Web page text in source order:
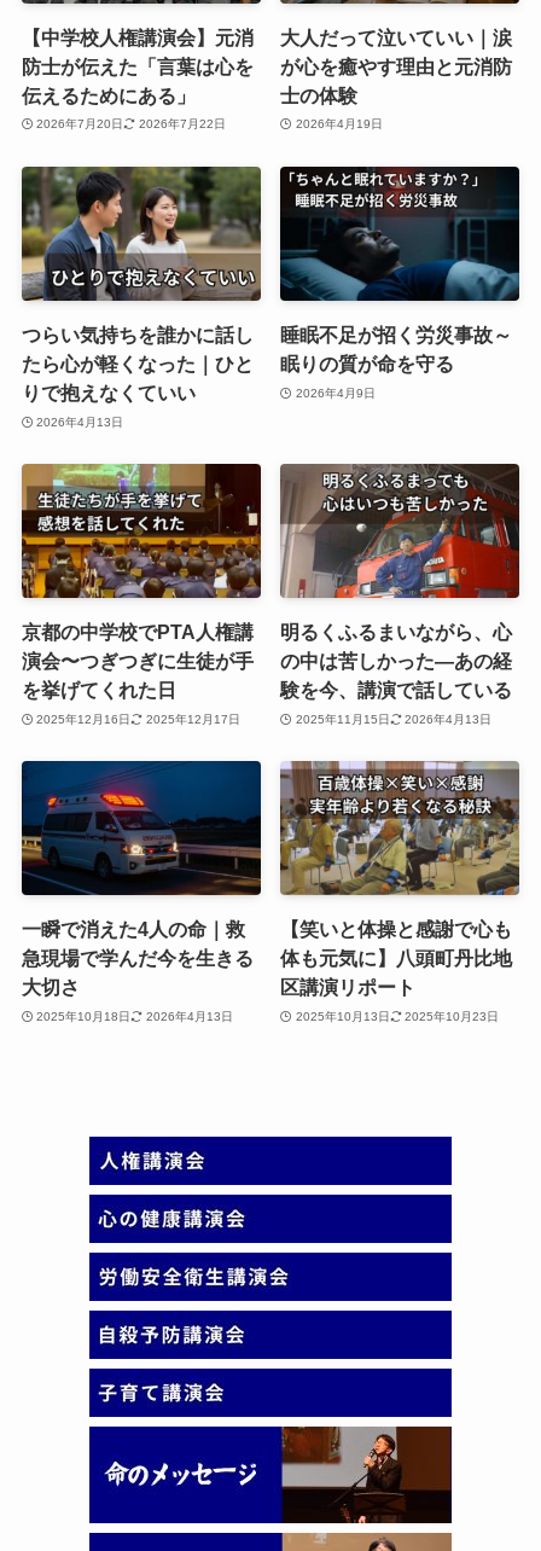
【中学校人権講演会】元消
防士が伝えた「言葉は心を
伝えるためにある」
2026年7月20日 2026年7月22日
大人だって泣いていい｜涙
が心を癒やす理由と元消防
士の体験
2026年4月19日
つらい気持ちを誰かに話し
たら心が軽くなった｜ひと
りで抱えなくていい
2026年4月13日
睡眠不足が招く労災事故～
眠りの質が命を守る
2026年4月9日
京都の中学校でPTA人権講
演会〜つぎつぎに生徒が手
を挙げてくれた日
2025年12月16日 2025年12月17日
明るくふるまいながら、心
の中は苦しかった―あの経
験を今、講演で話している
2025年11月15日 2026年4月13日
一瞬で消えた4人の命｜救
急現場で学んだ今を生きる
大切さ
2025年10月18日 2026年4月13日
【笑いと体操と感謝で心も
体も元気に】八頭町丹比地
区講演リポート
2025年10月13日 2025年10月23日